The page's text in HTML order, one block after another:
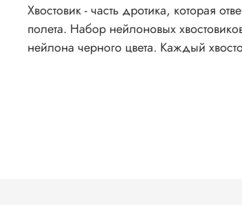
Хвостовик - часть дротика, которая
полета. Набор нейлоновых
нейлона черного цвета. Каждый